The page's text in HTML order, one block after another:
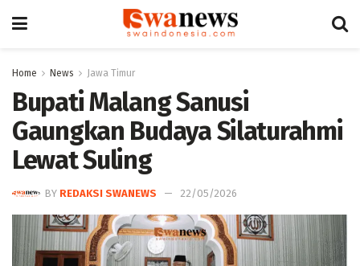
Home News Jawa Timur
‎Bupati Malang Sanusi
Gaungkan Budaya Silaturahmi
Lewat Suling
BY REDAKSI SWANEWS 22/05/2026